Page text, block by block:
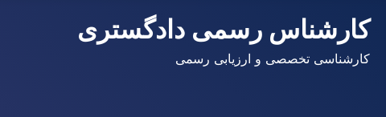
کارشناس رسمی دادگستری
کارشناسی تخصصی و ارزیابی رسمی